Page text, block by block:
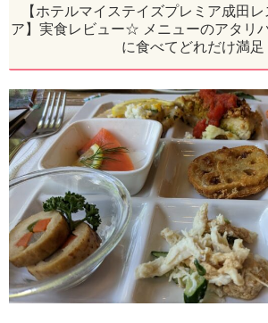
【ホテルマイステイズプレミア成田
ア】実食レビュー☆ メニューのアタリ
に食べてどれだけ満足